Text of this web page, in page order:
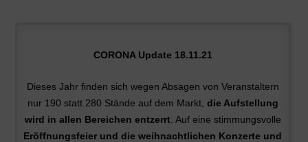
CORONA Update 18.11.21
Dieses Jahr finden sich wegen Absagen von Veranstaltern
nur 190 statt 280 Stände auf dem Markt, die Aufstellung
wird in allen Bereichen entzerrt. Auf eine stimmungsvolle
Eröffnungsfeier und die weihnachtlichen Konzerte und